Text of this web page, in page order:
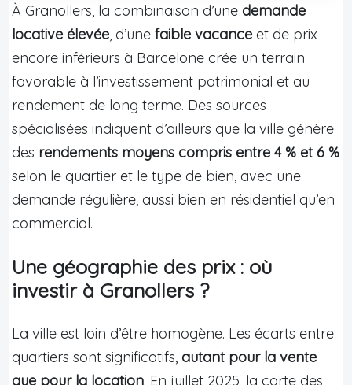
À Granollers, la combinaison d’une demande
locative élevée, d’une faible vacance et de prix
encore inférieurs à Barcelone crée un terrain
favorable à l’investissement patrimonial et au
rendement de long terme. Des sources
spécialisées indiquent d’ailleurs que la ville génère
des rendements moyens compris entre 4 % et 6 %
selon le quartier et le type de bien, avec une
demande régulière, aussi bien en résidentiel qu’en
commercial.
Une géographie des prix : où
investir à Granollers ?
La ville est loin d’être homogène. Les écarts entre
quartiers sont significatifs, autant pour la vente
que pour la location. En juillet 2025, la carte des